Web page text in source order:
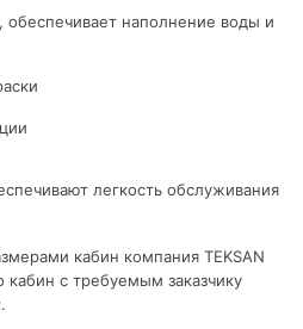
наполнение воды и
легкость обслуживания
кабин компания TEKSAN
кабин с требуемым заказчику